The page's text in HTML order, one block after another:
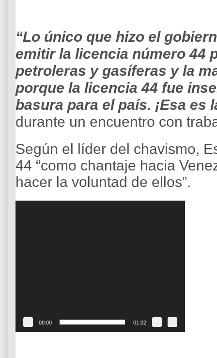
“Lo único que hizo el
emitir la licencia número 44
petroleras y gasíferas y la
porque la licencia 44 fue
basura para el país. ¡Esa es
durante un encuentro con
Según el líder del chavismo,
44 “como chantaje hacia
hacer la voluntad de ellos”.
00:00 01:02